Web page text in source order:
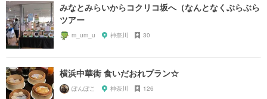
みなとみらいからコクリコ坂へ（なんとなくぶらぶら
ツアー
m_um_u 神奈川 30
横浜中華街 食いだおれプラン☆
ぽんぽこ 神奈川 126